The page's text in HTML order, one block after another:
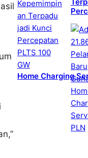
Home Charging